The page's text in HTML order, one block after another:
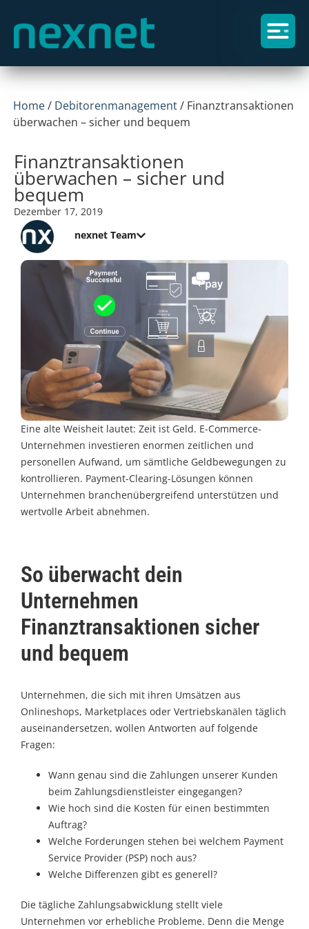
Home/ Debitorenmanagement/ Finanztransaktionen
überwachen – sicher und bequem
Finanztransaktionen
überwachen – sicher und
bequem
Dezember 17, 2019
nexnet Team
Eine alte Weisheit lautet: Zeit ist Geld. E-Commerce-
Unternehmen investieren enormen zeitlichen und
personellen Aufwand, um sämtliche Geldbewegungen zu
kontrollieren. Payment-Clearing-Lösungen können
Unternehmen branchenübergreifend unterstützen und
wertvolle Arbeit abnehmen.
So überwacht dein
Unternehmen
Finanztransaktionen sicher
und bequem
Unternehmen, die sich mit ihren Umsätzen aus
Onlineshops, Marketplaces oder Vertriebskanälen täglich
auseinandersetzen, wollen Antworten auf folgende
Fragen:
Wann genau sind die Zahlungen unserer Kunden
beim Zahlungsdienstleister eingegangen?
Wie hoch sind die Kosten für einen bestimmten
Auftrag?
Welche Forderungen stehen bei welchem Payment
Service Provider (PSP) noch aus?
Welche Differenzen gibt es generell?
Die tägliche Zahlungsabwicklung stellt viele
Unternehmen vor erhebliche Probleme. Denn die Menge